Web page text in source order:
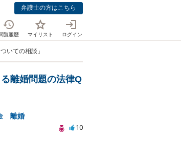
弁護士の方はこちら
覧履歴 マイリスト ログイン
いての相談」
離婚問題の法律Q
離婚
10